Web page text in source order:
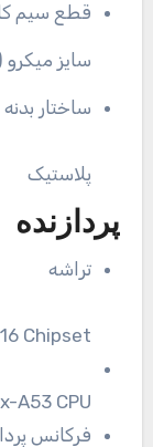
قطع سیم
سایز میکرو (12 × 15
ساختار بدنه
پلاستیک
پردازنده
تراشه
Chipset
A53 CPU
فرکانس